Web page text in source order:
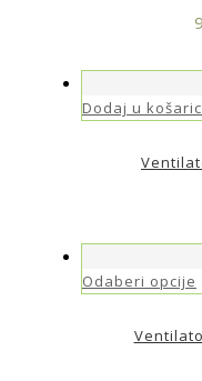
Dodaj u
Odaberi opcije